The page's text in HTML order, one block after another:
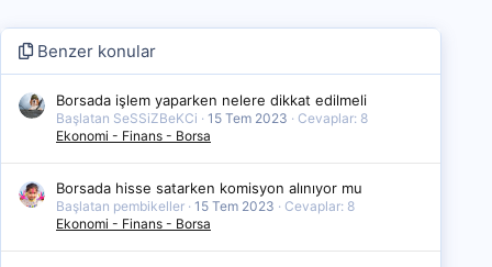
Benzer konular
Borsada işlem yaparken nelere dikkat edilmeli
Başlatan SeSSiZBeKCi 15 Tem 2023
Cevaplar: 8
Ekonomi - Finans - Borsa
Borsada hisse satarken komisyon alınıyor mu
Başlatan pembikeller 15 Tem 2023
Cevaplar: 8
Ekonomi - Finans - Borsa